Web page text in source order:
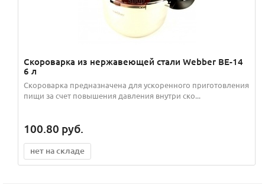
Скороварка из нержавеющей стали Webber BE-14
6 л
Скороварка предназначена для ускоренного приготовления
пищи за счет повышения давления внутри ско...
100.80 руб.
нет на складе